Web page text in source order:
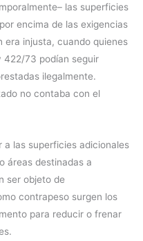
las superficies
encima de las exigencias
era injusta, cuando quienes
422/73 podían seguir
ilegalmente.
no contaba con el
las superficies adicionales
áreas destinadas a
ser objeto de
contrapeso surgen los
para reducir o frenar